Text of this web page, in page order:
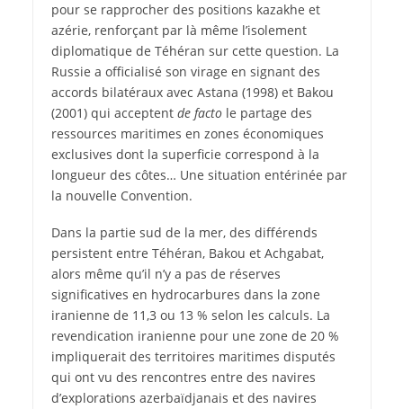
pour se rapprocher des positions kazakhe et
azérie, renforçant par là même l’isolement
diplomatique de Téhéran sur cette question. La
Russie a officialisé son virage en signant des
accords bilatéraux avec Astana (1998) et Bakou
(2001) qui acceptent de factole partage des
ressources maritimes en zones économiques
exclusives dont la superficie correspond à la
longueur des côtes… Une situation entérinée par
la nouvelle Convention.
Dans la partie sud de la mer, des différends
persistent entre Téhéran, Bakou et Achgabat,
alors même qu’il n’y a pas de réserves
significatives en hydrocarbures dans la zone
iranienne de 11,3 ou 13 % selon les calculs. La
revendication iranienne pour une zone de 20 %
impliquerait des territoires maritimes disputés
qui ont vu des rencontres entre des navires
d’explorations azerbaïdjanais et des navires